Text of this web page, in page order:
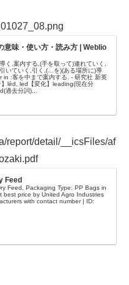
意味・使い方・読み方 | Weblio
く,案内する,(手を取って)連れていく,
いていく,引く,(…を)(ある場所に)導
in :客を中まで案内する. - 研究社 新英
léd, led【変化】leading(現在分
過去分詞)...
report/detail/__icsFiles/af
Feed
Feed, Packaging Type: PP Bags in
best price by United Agro Industries
with contact number | ID: